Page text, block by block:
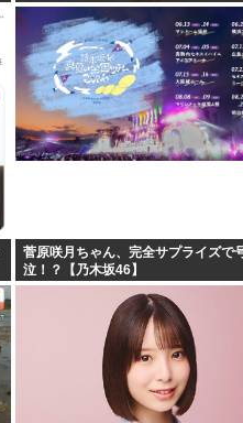
菅原咲月ちゃん、完全サプライズで
泣！？【乃木坂46】